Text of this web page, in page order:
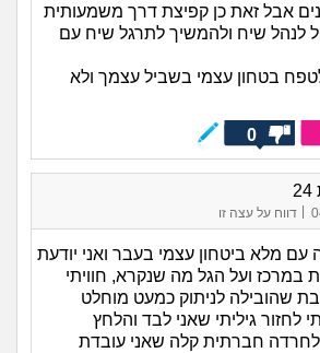
אבל זאת כן קפיצת דרך משמעותית
לנהל שיח ולהמשיך לתרגל שיח עם
בטחון עצמי בשביל עצמך ולא
0
דווח על עצה זו
מלא ביטחון עצמי בעבר ואני יודעת
במרכז ועל הגל מה שנקרא, חוויתי
שהובילה לניתוק כמעט מוחלט
לחזור גיליתי שאני לבד והלחץ
לחרדה חברתית קלה שאני עובדת